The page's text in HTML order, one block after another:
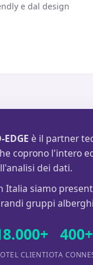
e dal design
EDGE è il partner
coprono l'intero
dei dati.
Italia siamo
gruppi
CLIENTI
400+
OTA